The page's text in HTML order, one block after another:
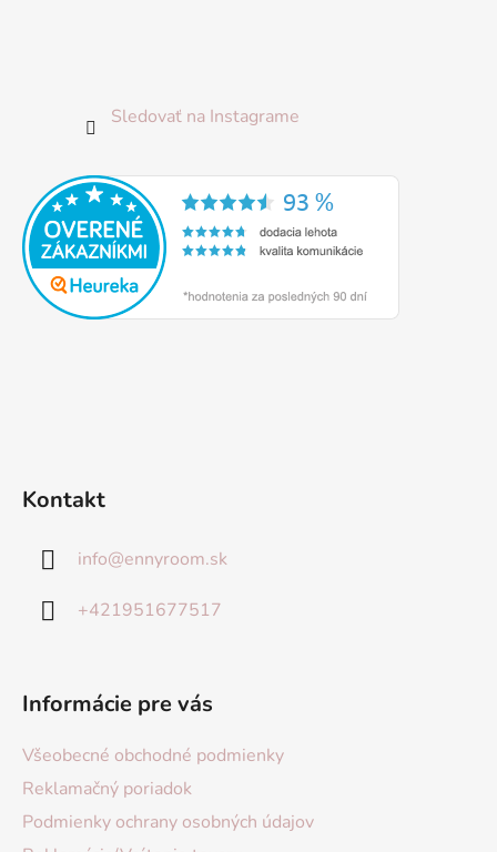
Sledovať na Instagrame
Kontakt
info@ennyroom.sk
+421951677517
Informácie pre vás
Všeobecné obchodné podmienky
Reklamačný poriadok
Podmienky ochrany osobných údajov